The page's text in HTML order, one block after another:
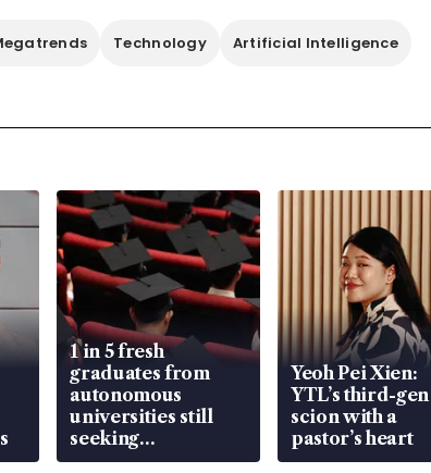
Technology Artificial Intelligence
1 in 5 fresh
graduates from
autonomous
universities still
seeking
employment: MOM
Yeoh Pei Xien:
YTL’s third-gen
scion with a
pastor’s heart